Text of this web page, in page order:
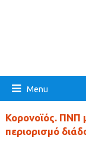
Menu
Κορονοϊός. ΠΝΠ
περιορισμό